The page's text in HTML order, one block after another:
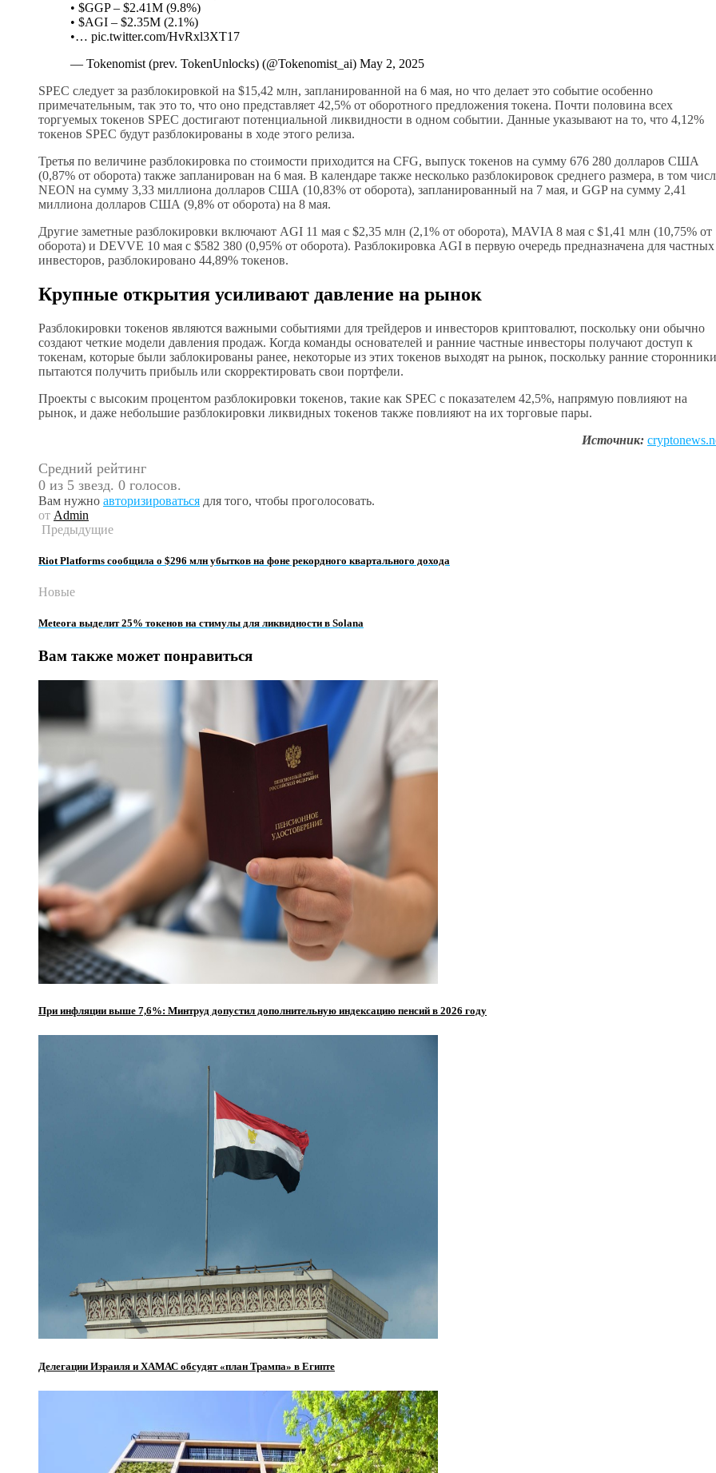
• $GGP – $2.41M (9.8%)
• $AGI – $2.35M (2.1%)
•… pic.twitter.com/HvRxl3XT17
— Tokenomist (prev. TokenUnlocks) (@Tokenomist_ai) May 2, 2025
SPEC следует за разблокировкой на $15,42 млн, запланированной на 6 мая, но что делает это событие особенно
примечательным, так это то, что оно представляет 42,5% от оборотного предложения токена. Почти половина всех
торгуемых токенов SPEC достигают потенциальной ликвидности в одном событии. Данные указывают на то, что 4,12%
токенов SPEC будут разблокированы в ходе этого релиза.
Третья по величине разблокировка по стоимости приходится на CFG, выпуск токенов на сумму 676 280 долларов США
(0,87% от оборота) также запланирован на 6 мая. В календаре также несколько разблокировок среднего размера, в том
NEON на сумму 3,33 миллиона долларов США (10,83% от оборота), запланированный на 7 мая, и GGP на сумму 2,41
миллиона долларов США (9,8% от оборота) на 8 мая.
Другие заметные разблокировки включают AGI 11 мая с $2,35 млн (2,1% от оборота), MAVIA 8 мая с $1,41 млн (10,75% от
оборота) и DEVVE 10 мая с $582 380 (0,95% от оборота). Разблокировка AGI в первую очередь предназначена для частных
инвесторов, разблокировано 44,89% токенов.
Крупные открытия усиливают давление на рынок
Разблокировки токенов являются важными событиями для трейдеров и инвесторов криптовалют, поскольку они обычно
создают четкие модели давления продаж. Когда команды основателей и ранние частные инвесторы получают доступ к
токенам, которые были заблокированы ранее, некоторые из этих токенов выходят на рынок, поскольку ранние сторонники
пытаются получить прибыль или скорректировать свои портфели.
Проекты с высоким процентом разблокировки токенов, такие как SPEC с показателем 42,5%, напрямую повлияют на
рынок, и даже небольшие разблокировки ликвидных токенов также повлияют на их торговые пары.
Источник:
Средний рейтинг
0 из 5 звезд. 0 голосов.
Вам нужно авторизироваться для того, чтобы проголосовать.
от Admin
Предыдущие
Riot Platforms сообщила о $296 млн убытков на фоне рекордного квартального дохода
Новые
Meteora выделит 25% токенов на стимулы для ликвидности в Solana
Вам также может понравиться
При инфляции выше 7,6%: Минтруд допустил дополнительную индексацию пенсий в 2026 году
Делегации Израиля и ХАМАС обсудят «план Трампа» в Египте